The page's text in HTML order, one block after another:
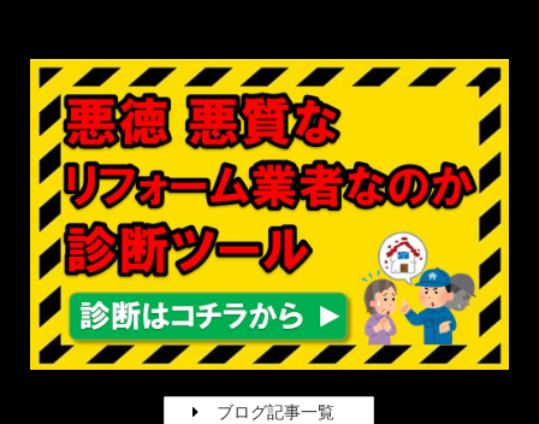
ブログ記事一覧